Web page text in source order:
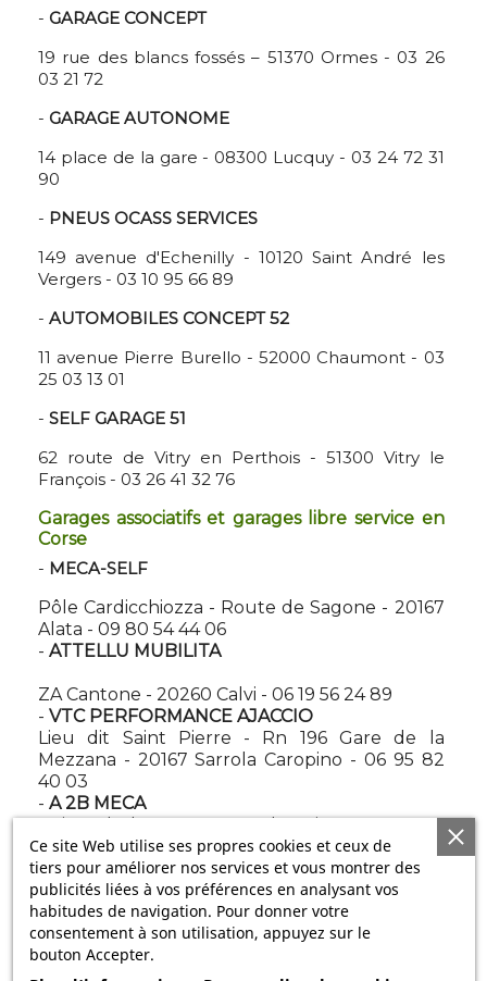
- GARAGE CONCEPT
19 rue des blancs fossés – 51370 Ormes - 03 26
03 21 72
- GARAGE AUTONOME
14 place de la gare - 08300 Lucquy - 03 24 72 31
90
- PNEUS OCASS SERVICES
149 avenue d'Echenilly - 10120 Saint André les
Vergers - 03 10 95 66 89
- AUTOMOBILES CONCEPT 52
11 avenue Pierre Burello - 52000 Chaumont - 03
25 03 13 01
- SELF GARAGE 51
62 route de Vitry en Perthois - 51300 Vitry le
François - 03 26 41 32 76
Garages associatifs et garages libre service en
Corse
- MECA-SELF
Pôle Cardicchiozza - Route de Sagone - 20167
Alata - 09 80 54 44 06
- ATTELLU MUBILITA
ZA Cantone - 20260 Calvi - 06 19 56 24 89
- VTC PERFORMANCE AJACCIO
Lieu dit Saint Pierre - Rn 196 Gare de la
Mezzana - 20167 Sarrola Caropino - 06 95 82
40 03
- A 2B MECA
Fuime d'Olmo - 20230 Talasani - 06 45 45 37
74
Garages associatifs et garages libre service en
Franche-Comté
-DRIFT GARAGE
29 Grande Rue - 25550 Bavans - 03 81 92 65 25
-AUTO DISCOUNT 25
Ce site Web utilise ses propres cookies et ceux de
tiers pour améliorer nos services et vous montrer des
publicités liées à vos préférences en analysant vos
habitudes de navigation. Pour donner votre
consentement à son utilisation, appuyez sur le
bouton Accepter.